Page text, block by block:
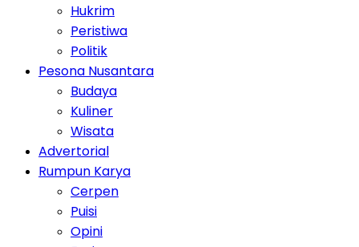
Hukrim
Peristiwa
Politik
Pesona Nusantara
Budaya
Kuliner
Wisata
Advertorial
Rumpun Karya
Cerpen
Puisi
Opini